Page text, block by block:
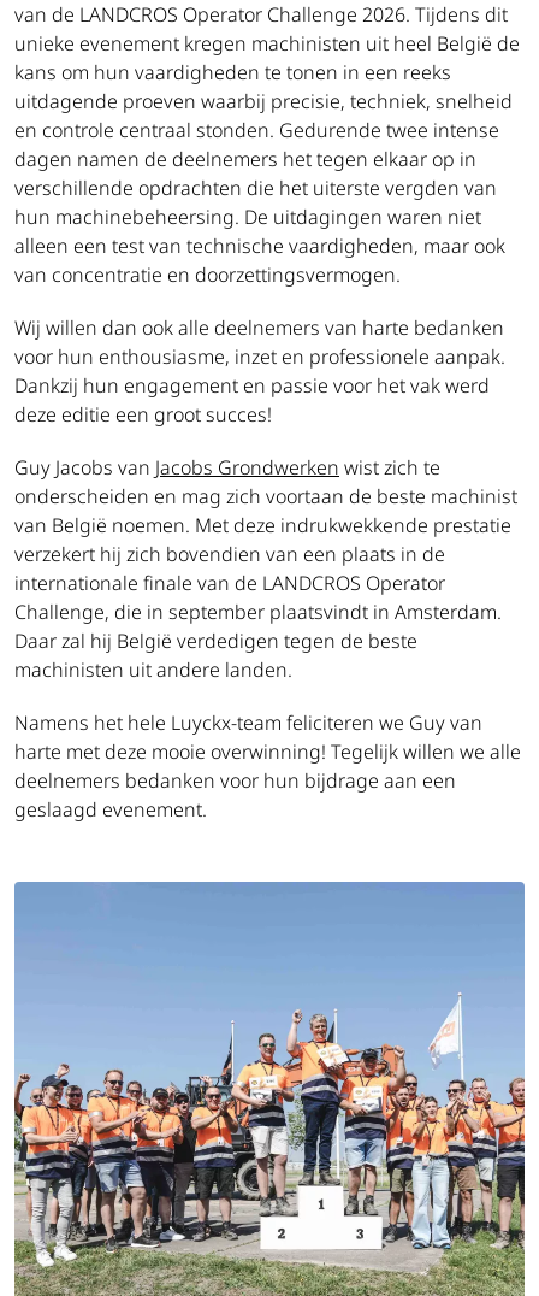
van de LANDCROS Operator Challenge 2026. Tijdens dit
unieke evenement kregen machinisten uit heel België de
kans om hun vaardigheden te tonen in een reeks
uitdagende proeven waarbij precisie, techniek, snelheid
en controle centraal stonden. Gedurende twee intense
dagen namen de deelnemers het tegen elkaar op in
verschillende opdrachten die het uiterste vergden van
hun machinebeheersing. De uitdagingen waren niet
alleen een test van technische vaardigheden, maar ook
van concentratie en doorzettingsvermogen.
Wij willen dan ook alle deelnemers van harte bedanken
voor hun enthousiasme, inzet en professionele aanpak.
Dankzij hun engagement en passie voor het vak werd
deze editie een groot succes!
Guy Jacobs van Jacobs Grondwerken wist zich te
onderscheiden en mag zich voortaan de beste machinist
van België noemen. Met deze indrukwekkende prestatie
verzekert hij zich bovendien van een plaats in de
internationale finale van de LANDCROS Operator
Challenge, die in september plaatsvindt in Amsterdam.
Daar zal hij België verdedigen tegen de beste
machinisten uit andere landen.
Namens het hele Luyckx-team feliciteren we Guy van
harte met deze mooie overwinning! Tegelijk willen we alle
deelnemers bedanken voor hun bijdrage aan een
geslaagd evenement.